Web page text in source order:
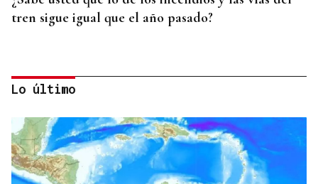
tren sigue igual que el año pasado?
Lo último